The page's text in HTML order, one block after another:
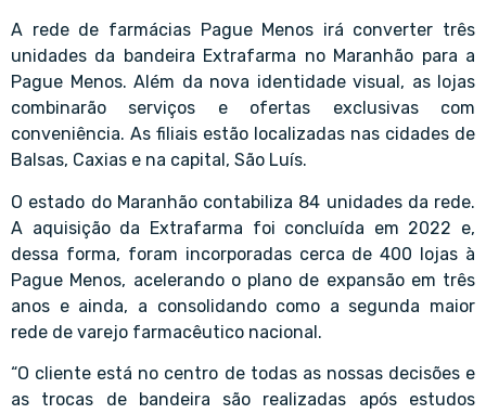
A rede de farmácias Pague Menos irá converter três
unidades da bandeira Extrafarma no Maranhão para a
Pague Menos. Além da nova identidade visual, as lojas
combinarão serviços e ofertas exclusivas com
conveniência. As filiais estão localizadas nas cidades de
Balsas, Caxias e na capital, São Luís.
O estado do Maranhão contabiliza 84 unidades da rede.
A aquisição da Extrafarma foi concluída em 2022 e,
dessa forma, foram incorporadas cerca de 400 lojas à
Pague Menos, acelerando o plano de expansão em três
anos e ainda, a consolidando como a segunda maior
rede de varejo farmacêutico nacional.
“O cliente está no centro de todas as nossas decisões e
as trocas de bandeira são realizadas após estudos